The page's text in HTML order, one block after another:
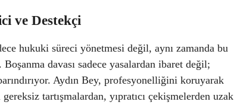
ve Destekçi
hukuki süreci yönetmesi değil, aynı zamanda bu
davası sadece yasalardan ibaret değil;
Aydın Bey, profesyonelliğini koruyarak
tartışmalardan, yıpratıcı çekişmelerden uzak